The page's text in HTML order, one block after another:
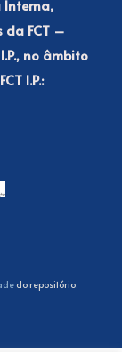
Interna,
da FCT –
no âmbito
I.P.:
do repositório.